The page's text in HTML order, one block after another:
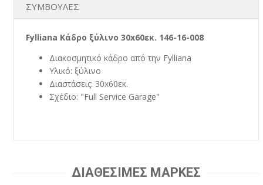
ΣΥΜΒΟΥΛΕΣ
Fylliana Κάδρο ξύλινο 30x60εκ. 146-16-008
Διακοσμητικό κάδρο από την Fylliana
Υλικό: ξύλινο
Διαστάσεις: 30x60εκ.
Σχέδιο: "Full Service Garage"
ΔΙΑΘΕΣΙΜΕΣ ΜΑΡΚΕΣ